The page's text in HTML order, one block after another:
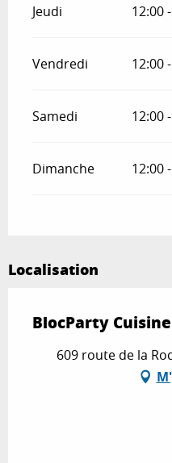
Jeudi 12:00
Vendredi 12:00
Samedi 12:00
Dimanche 12:00
Localisation
BlocParty Cuisine
609 route de la